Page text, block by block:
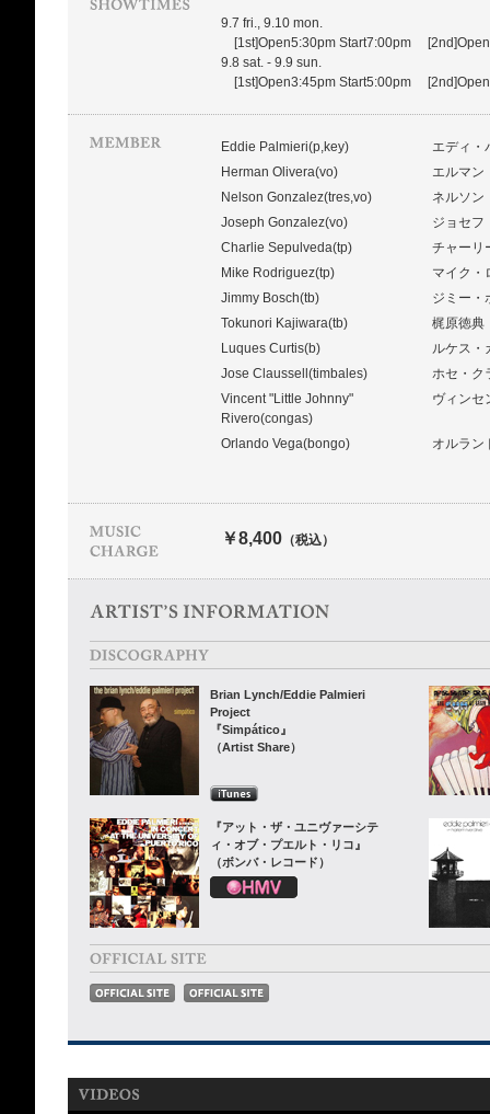
9.7 fri., 9.10 mon.
[1st]Open5:30pm Start7:00pm
9.8 sat. - 9.9 sun.
[1st]Open3:45pm Start5:00pm
Eddie Palmieri(p,key)
エディ・
Herman Olivera(vo)
エルマン
Nelson Gonzalez(tres,vo)
ネルソン
Joseph Gonzalez(vo)
ジョセフ
Charlie Sepulveda(tp)
チャーリ
Mike Rodriguez(tp)
マイク・
Jimmy Bosch(tb)
ジミー・
Tokunori Kajiwara(tb)
梶原徳典
Luques Curtis(b)
ルケス・
Jose Claussell(timbales)
ホセ・ク
Vincent "Little Johnny"
Rivero(congas)
ヴィンセ
Orlando Vega(bongo) オルラン
￥8,400 （税込）
Brian Lynch/Eddie Palmieri
Project
『Simpático』
（Artist Share）
『アット・ザ・ユニヴァーシテ
ィ・オブ・プエルト・リコ』
（ボンバ・レコード）